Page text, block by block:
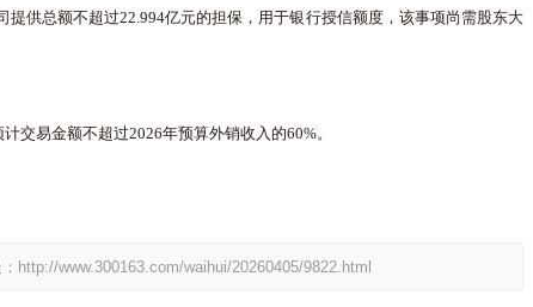
供总额不超过22.994亿元的担保，用于银行授信额度，该事项尚需股东大
交易金额不超过2026年预算外销收入的60%。
http://www.300163.com/waihui/20260405/9822.html